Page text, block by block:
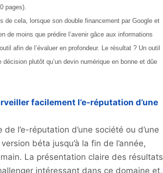
pages).
de cela, lorsque son double financement par Google et
de moins que prédire l’avenir gâce aux informations
afin de l’évaluer en profondeur. Le résultat ? Un outil
plutôt qu’un devin numérique en bonne et dûe
facilement l’e-réputation d’une
l’e-réputation d’une société ou d’une
béta jusqu’à la fin de l’année,
La présentation claire des résultats
intéressant dans ce domaine et,